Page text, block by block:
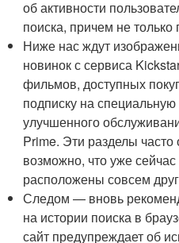
об активности
поиска, причем не только
Ниже нас ждут
новинок с сервиса
фильмов, доступных
подписку на
улучшенного
Prime. Эти разделы
возможно, что уже
расположены совсем
Следом — вновь
на истории поиска в
сайт предупреждает об